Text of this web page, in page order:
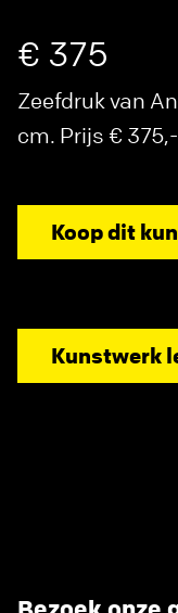
€ 375
Zeefdruk van
cm. Prijs €
Koop dit
Kunstwerk